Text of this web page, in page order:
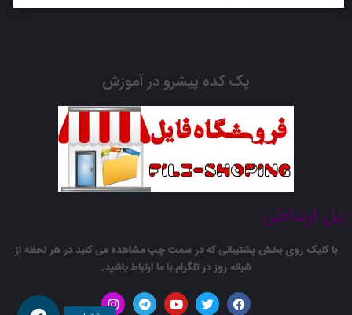
سبد
پک کده پیشرو در آموزش
پل ارتباطی:
با کلیک روی بخش پشتیبانی که در سمت چپ مشاهده می کنید در هر لحظه از
شبانه روز در تلگرام با ما ارتباط باشید.